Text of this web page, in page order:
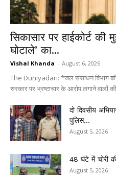
सिकासार पर हाईकोर्ट की
घोटाले’ का...
Vishal Khanda - August 6, 2026
The Duniyadari: *जल संसाधन विभाग की
सरकार पर भ्रष्टाचार के आरोप लगाने वालों
दो दिवसीय
पुलिस...
August 5, 2026
48 घंटे में चोरी
August 5, 2026